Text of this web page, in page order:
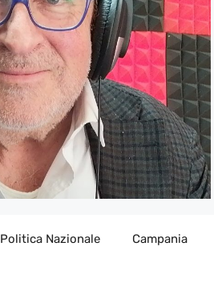
Politica Nazionale Campania